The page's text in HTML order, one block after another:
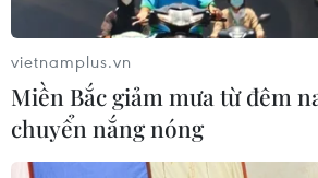
Vụ sập đường hầm ở Ấn Độ:
vietnamplus.vn
Miền Bắc giảm mưa từ đêm
chuyển nắng nóng